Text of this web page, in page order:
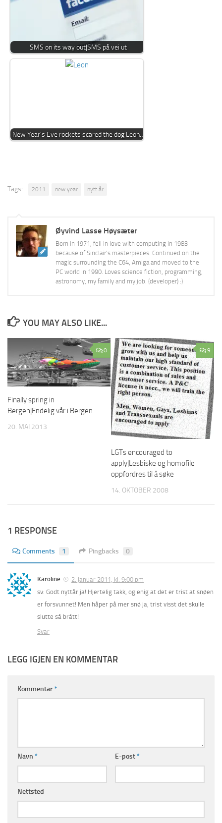
SMS on its way out|SMS på vei ut
New Year's Eve rockets scared the dog Leon…
Tags: 2011 new year nytt år
Øyvind Lasse Høysæter
Born in 1971, fell in love with computing in 1983
because of Sinclair's masterpieces. Continued on the
magic surrounding the C64, Amiga and moved to the
PC world in 1990. Loves science fiction, programming,
astronomy, my family and my job. (developer) :)
YOU MAY ALSO LIKE...
0
Finally spring in
Bergen|Endelig vår i Bergen
20. MAI 2013
9
LGTs encouraged to
apply|Lesbiske og homofile
oppfordres til å søke
14. OKTOBER 2008
1 RESPONSE
Comments 1 Pingbacks 0
Karoline
2. januar 2011, kl. 9:00 pm
sv: Godt nyttår ja! Hjertelig takk, og enig at det er trist at snøen
er forsvunnet! Men håper på mer snø ja, trist visst det skulle
slutte så brått!
Svar
LEGG IGJEN EN KOMMENTAR
Kommentar*
Navn * E-post*
Nettsted